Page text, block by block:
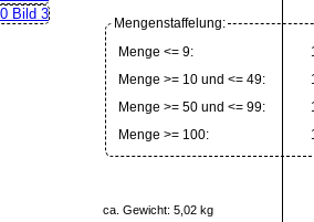
Mengenstaffelung:
Menge <= 9:
Menge >= 10 und <= 49:
Menge >= 50 und <= 99:
Menge >= 100:
ca. Gewicht: 5,02 kg